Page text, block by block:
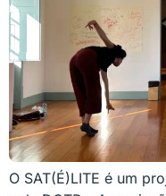
O SAT(É)LITE é um